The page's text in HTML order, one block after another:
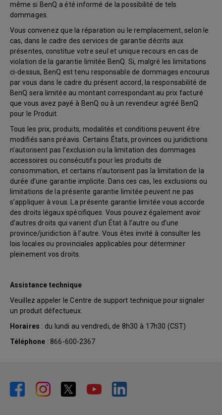
même si BenQ a été informé de la possibilité de tels
dommages.
Vous convenez que la réparation ou le remplacement, selon le
cas, dans le cadre des services de garantie décrits aux
présentes, constitue votre seul et unique recours en cas de
violation de la garantie limitée BenQ. Si, malgré les limitations
ci-dessus, BenQ est tenu responsable de dommages encourus
par vous dans le cadre du présent accord, la responsabilité de
BenQ sera limitée au montant correspondant au prix facturé
que vous avez payé à BenQ ou à un revendeur agréé BenQ
pour le Produit.
Tous les prix, produits, modalités et conditions peuvent être
modifiés sans préavis. Certains États, provinces ou juridictions
n’autorisent pas l’exclusion ou la limitation des dommages
accessoires ou consécutifs pour les produits de
consommation, et certains n’autorisent pas la limitation de la
durée d’une garantie implicite. Dans ces cas, les exclusions ou
limitations de la présente garantie limitée peuvent ne pas
s’appliquer à vous. La présente garantie limitée vous accorde
des droits légaux spécifiques. Vous pouvez également avoir
d’autres droits qui varient d’un État à l’autre ou d’une
province/juridiction à l’autre. Vous êtes invité à consulter les
lois locales ou provinciales applicables pour déterminer
pleinement vos droits.
Assistance technique
Veuillez appeler le Centre de support technique pour signaler
un produit défectueux.
Horaires : du lundi au vendredi, de 8h30 à 17h30 (CST)
Téléphone : 866-600-2367